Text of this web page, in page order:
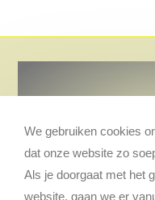
06-11886460
We gebruiken cookies
dat onze website zo
Als je doorgaat met het
website, gaan we er